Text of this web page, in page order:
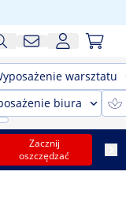
warsztatu
biura
Zacznij
oszczędzać